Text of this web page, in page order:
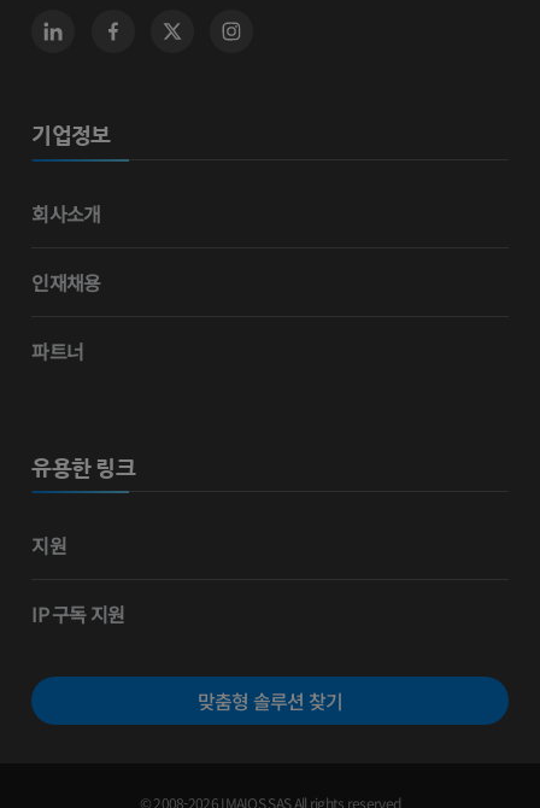
기업정보
회사소개
인재채용
파트너
유용한 링크
지원
IP 구독 지원
맞춤형 솔루션 찾기
© 2008-2026 IMAIOS SAS All rights reserved